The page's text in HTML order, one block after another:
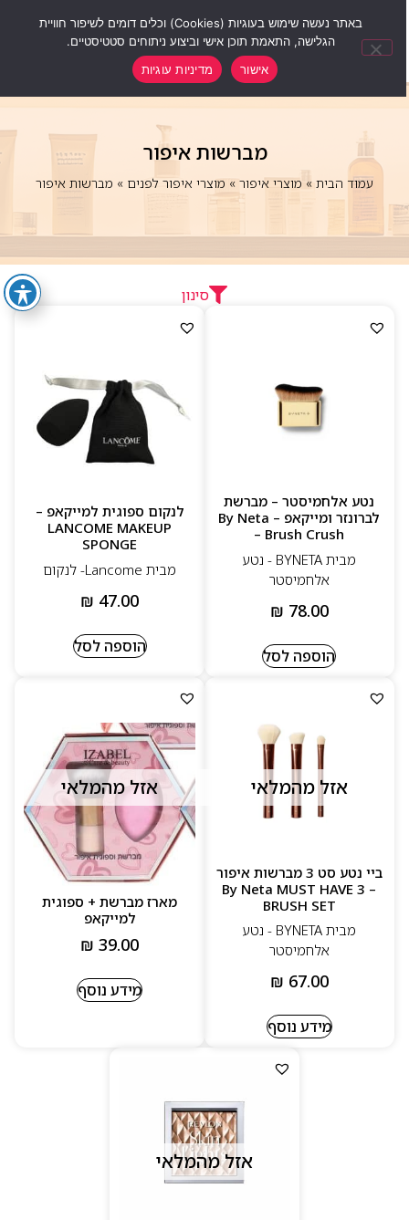
מברשות איפור
עמוד הבית» מוצרי איפור» מוצרי איפור לפנים» מברשות איפור
סינון
נטע אלחמיסטר – מברשת
לברונזר ומייקאפ – By Neta
– Brush Crush
מבית BYNETA - נטע
אלחמיסטר
₪ 78.00
הוספה לסל
לנקום ספוגית למייקאפ –
LANCOME MAKEUP
SPONGE
מבית Lancome- לנקום
₪ 47.00
הוספה לסל
אזל מהמלאי
ביי נטע סט 3 מברשות איפור
– By Neta MUST HAVE 3
BRUSH SET
מבית BYNETA - נטע
אלחמיסטר
₪ 67.00
מידע נוסף
אזל מהמלאי
מארז מברשת + ספוגית
למייקאפ
₪ 39.00
מידע נוסף
אזל מהמלאי
באתר נעשה שימוש בעוגיות (Cookies) וכלים דומים לשיפור חוויית
הגלישה, התאמת תוכן אישי וביצוע ניתוחים סטטיסטיים.
אישור
מדיניות עוגיות